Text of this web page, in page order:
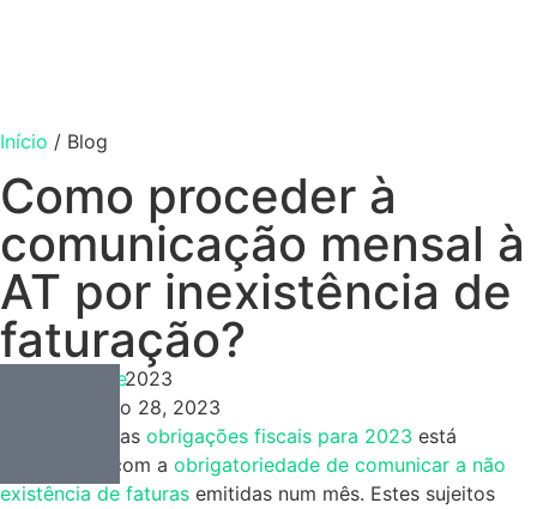
Início / Blog
Como proceder à
comunicação mensal à
AT por inexistência de
faturação?
Contabilidade
Fevereiro 28, 2023
Fevereiro 28, 2023
Uma das novas obrigações fiscais para 2023 está
relacionada com a obrigatoriedade de comunicar a não
existência de faturas emitidas num mês. Estes sujeitos